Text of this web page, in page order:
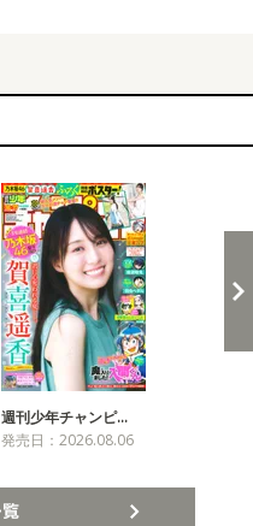
週刊少年チャンピ…
発売日：2026.08.06